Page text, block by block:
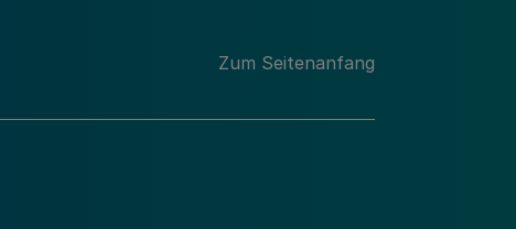
Zum Seitenanfang